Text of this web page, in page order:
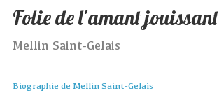
Folie de l'amant jouissant
Mellin Saint-Gelais
Biographie de Mellin Saint-Gelais